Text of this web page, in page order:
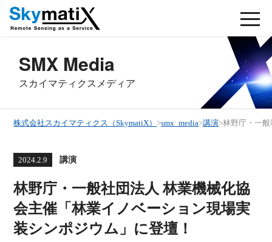
SMX Media
スカイマティクスメディア
株式会社スカイマティクス（SkymatiX）>smx_media>講演>林野庁・一
2024.2.9 講演
林野庁・一般社団法人 林業機械化協
会主催「林業イノベーション現場実
装シンポジウム」に登壇！